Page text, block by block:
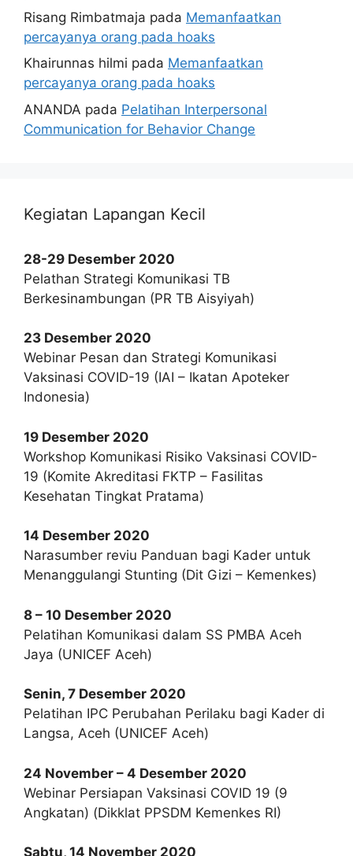
Risang Rimbatmaja pada Memanfaatkan
percayanya orang pada hoaks
Khairunnas hilmi pada Memanfaatkan
percayanya orang pada hoaks
ANANDA pada Pelatihan Interpersonal
Communication for Behavior Change
Kegiatan Lapangan Kecil
28-29 Desember 2020
Pelathan Strategi Komunikasi TB
Berkesinambungan (PR TB Aisyiyah)
23 Desember 2020
Webinar Pesan dan Strategi Komunikasi
Vaksinasi COVID-19 (IAI – Ikatan Apoteker
Indonesia)
19 Desember 2020
Workshop Komunikasi Risiko Vaksinasi COVID-
19 (Komite Akreditasi FKTP – Fasilitas
Kesehatan Tingkat Pratama)
14 Desember 2020
Narasumber reviu Panduan bagi Kader untuk
Menanggulangi Stunting (Dit Gizi – Kemenkes)
8 – 10 Desember 2020
Pelatihan Komunikasi dalam SS PMBA Aceh
Jaya (UNICEF Aceh)
Senin, 7 Desember 2020
Pelatihan IPC Perubahan Perilaku bagi Kader di
Langsa, Aceh (UNICEF Aceh)
24 November – 4 Desember 2020
Webinar Persiapan Vaksinasi COVID 19 (9
Angkatan) (Dikklat PPSDM Kemenkes RI)
Sabtu, 14 November 2020